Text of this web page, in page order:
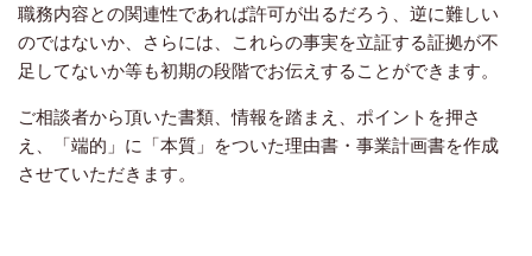
職務内容との関連性であれば許可が出るだろう、逆に難しい
のではないか、さらには、これらの事実を立証する証拠が不
足してないか等も初期の段階でお伝えすることができます。
ご相談者から頂いた書類、情報を踏まえ、ポイントを押さ
え、「端的」に「本質」をついた理由書・事業計画書を作成
させていただきます。